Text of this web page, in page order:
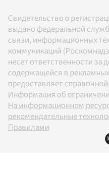
Свидетельство о
выдано федеральной
связи, информационных
коммуникаций
несет ответственности
содержащейся в
предоставляет
Информация об
На информационном
рекомендательные
Правилами